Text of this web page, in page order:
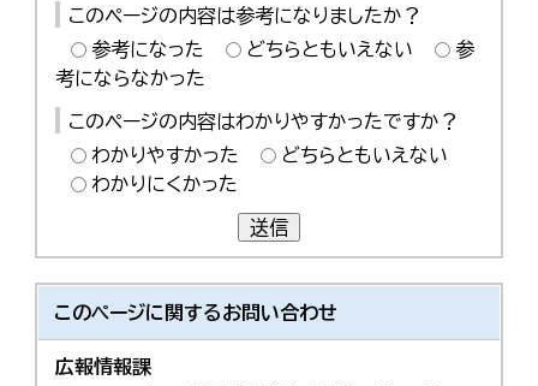
このページの内容は参考になりましたか？
参考になった
どちらともいえない
参
考にならなかった
このページの内容はわかりやすかったですか？
わかりやすかった
どちらともいえない
わかりにくかった
送信
このページに関するお問い合わせ
広報情報課